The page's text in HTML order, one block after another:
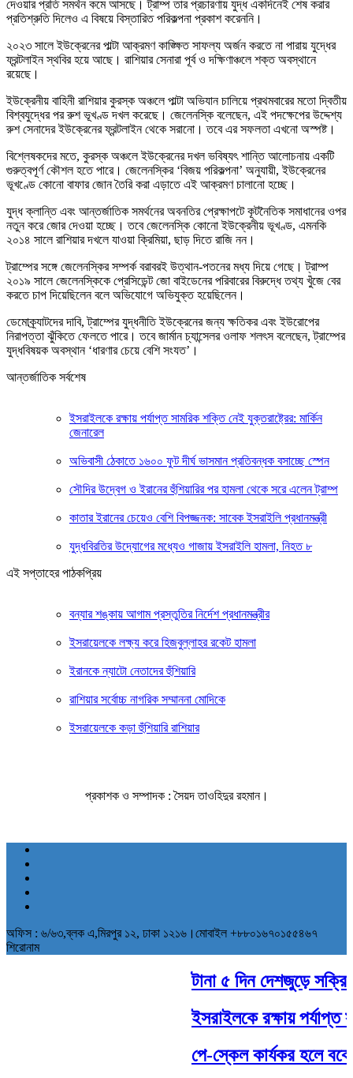
দেওয়ার প্রতি সমর্থন কমে আসছে। ট্রাম্প তার প্রচারণায় যুদ্ধ একদিনেই শেষ করার
প্রতিশ্রুতি দিলেও এ বিষয়ে বিস্তারিত পরিকল্পনা প্রকাশ করেননি।
২০২৩ সালে ইউক্রেনের পাল্টা আক্রমণ কাঙ্ক্ষিত সাফল্য অর্জন করতে না পারায় যুদ্ধের
ফ্রন্টলাইন স্থবির হয়ে আছে। রাশিয়ার সেনারা পূর্ব ও দক্ষিণাঞ্চলে শক্ত অবস্থানে
রয়েছে।
ইউক্রেনীয় বাহিনী রাশিয়ার কুরস্ক অঞ্চলে পাল্টা অভিযান চালিয়ে প্রথমবারের মতো দ্বিতীয়
বিশ্বযুদ্ধের পর রুশ ভূখণ্ড দখল করেছে। জেলেনস্কি বলেছেন, এই পদক্ষেপের উদ্দেশ্য
রুশ সেনাদের ইউক্রেনের ফ্রন্টলাইন থেকে সরানো। তবে এর সফলতা এখনো অস্পষ্ট।
বিশ্লেষকদের মতে, কুরস্ক অঞ্চলে ইউক্রেনের দখল ভবিষ্যৎ শান্তি আলোচনায় একটি
গুরুত্বপূর্ণ কৌশল হতে পারে। জেলেনস্কির ‘বিজয় পরিকল্পনা’ অনুযায়ী, ইউক্রেনের
ভূখণ্ডে কোনো বাফার জোন তৈরি করা এড়াতে এই আক্রমণ চালানো হচ্ছে।
যুদ্ধ ক্লান্তি এবং আন্তর্জাতিক সমর্থনের অবনতির প্রেক্ষাপটে কূটনৈতিক সমাধানের ওপর
নতুন করে জোর দেওয়া হচ্ছে। তবে জেলেনস্কি কোনো ইউক্রেনীয় ভূখণ্ড, এমনকি
২০১৪ সালে রাশিয়ার দখলে যাওয়া ক্রিমিয়া, ছাড় দিতে রাজি নন।
ট্রাম্পের সঙ্গে জেলেনস্কির সম্পর্ক বরাবরই উত্থান-পতনের মধ্য দিয়ে গেছে। ট্রাম্প
২০১৯ সালে জেলেনস্কিকে প্রেসিডেন্ট জো বাইডেনের পরিবারের বিরুদ্ধে তথ্য খুঁজে বের
করতে চাপ দিয়েছিলেন বলে অভিযোগে অভিযুক্ত হয়েছিলেন।
ডেমোক্র্যাটদের দাবি, ট্রাম্পের যুদ্ধনীতি ইউক্রেনের জন্য ক্ষতিকর এবং ইউরোপের
নিরাপত্তা ঝুঁকিতে ফেলতে পারে। তবে জার্মান চ্যান্সেলর ওলাফ শলৎস বলেছেন, ট্রাম্পের
যুদ্ধবিষয়ক অবস্থান ‘ধারণার চেয়ে বেশি সংযত’।
আন্তর্জাতিক সর্বশেষ
ইসরাইলকে রক্ষায় পর্যাপ্ত সামরিক শক্তি নেই যুক্তরাষ্ট্রের: মার্কিন
জেনারেল
অভিবাসী ঠেকাতে ১৬০০ ফুট দীর্ঘ ভাসমান প্রতিবন্ধক বসাচ্ছে স্পেন
সৌদির উদ্বেগ ও ইরানের হুঁশিয়ারির পর হামলা থেকে সরে এলেন ট্রাম্প
কাতার ইরানের চেয়েও বেশি বিপজ্জনক: সাবেক ইসরাইলি প্রধানমন্ত্রী
যুদ্ধবিরতির উদ্যোগের মধ্যেও গাজায় ইসরাইলি হামলা, নিহত ৮
এই সপ্তাহের পাঠকপ্রিয়
বন্যার শঙ্কায় আগাম প্রস্তুতির নির্দেশ প্রধানমন্ত্রীর
ইসরায়েলকে লক্ষ্য করে হিজবুল্লাহর রকেট হামলা
ইরানকে ন্যাটো নেতাদের হুঁশিয়ারি
রাশিয়ার সর্বোচ্চ নাগরিক সম্মাননা মোদিকে
ইসরায়েলকে কড়া হুঁশিয়ারি রাশিয়ার
প্রকাশক ও সম্পাদক : সৈয়দ তাওহিদুর রহমান।
অফিস : ৬/৬৩,ব্লক এ,মিরপুর ১২, ঢাকা ১২১৬।মোবাইল +৮৮০১৬৭০১৫৫৪৬৭
শিরোনাম
টানা ৫ দিন দেশজুড়ে
ইসরাইলকে রক্ষায় পর্যাপ্ত
পে-স্কেল কার্যকর হলে